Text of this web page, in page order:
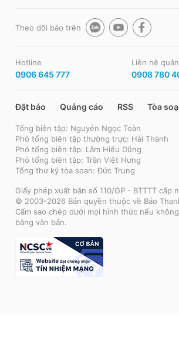
Theo dõi báo trên
Hotline
0906 645 777
Liên hệ
0908 780
Đặt báo Quảng cáo RSS Tòa
Tổng biên tập: Nguyễn Ngọc Toàn
Phó tổng biên tập thường trực: Hải Thành
Phó tổng biên tập: Lâm Hiếu Dũng
Phó tổng biên tập: Trần Việt Hưng
Tổng thư ký tòa soạn: Đức Trung
Giấy phép xuất bản số 110/GP - BTTTT cấp
© 2003-2026 Bản quyền thuộc về Báo
Cấm sao chép dưới mọi hình thức nếu
bằng văn bản.